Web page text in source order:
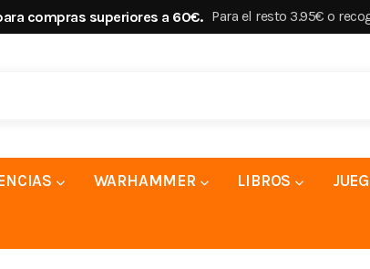
para compras superiores a 60€. Para el resto 3.95€ o
WARHAMMER LIBROS